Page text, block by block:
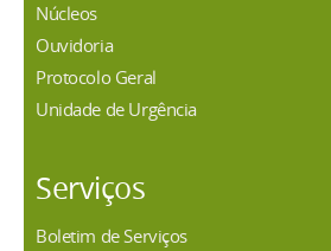
Núcleos
Ouvidoria
Protocolo Geral
Unidade de Urgência
Serviços
Boletim de Serviços